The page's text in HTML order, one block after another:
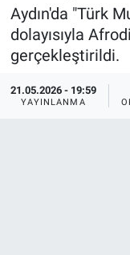
Aydın'da "Türk
dolayısıyla
gerçekleştirildi.
21.05.2026 - 19:59
YAYINLANMA